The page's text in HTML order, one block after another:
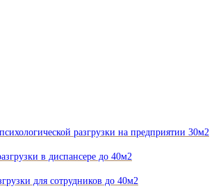
разгрузки на предприятии 30м2
в диспансере до 40м2
для сотрудников до 40м2